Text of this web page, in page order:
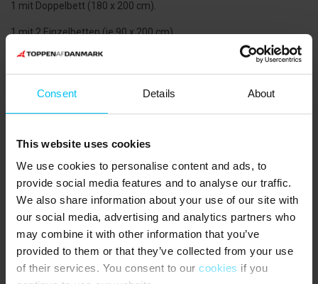
Consent Details About
This website uses cookies
We use cookies to personalise content and ads, to
provide social media features and to analyse our traffic.
We also share information about your use of our site with
our social media, advertising and analytics partners who
may combine it with other information that you’ve
provided to them or that they’ve collected from your use
of their services. You consent to our cookies if you
1 mit Doppelbett (180 x 200 cm).
1 mit 2 Einzelbetten (je 90 x 200 cm).
1 mit 2 Einzelbetten (je 90 x 200 cm).
Eingangstür 78 cm breit. Übrige Türen im Haus 80 cm breit.
Kleine Türschwelle an der Eingangstür. Keine Türschwellen im
Toilette höher als Standardhöhe. Haltegriffe am WC.
NÄCHSTE EINKAUFSMÖGLICHKEIT:
Kleiner Laden auf dem Sydstrand Camping 5 km. Geöffnet von
April bis Oktober.
Mehrere Supermärkte in Aalbæk 6,5 km.
ÖFFENTLICHE VERKEHRSMITTEL: